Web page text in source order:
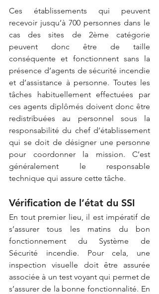
Ces établissements qui peuvent
recevoir jusqu’à 700 personnes dans le
cas des sites de 2ème catégorie
peuvent donc être de taille
conséquente et fonctionnent sans la
présence d’agents de sécurité incendie
et d’assistance à personne. Toutes les
tâches habituellement effectuées par
ces agents diplômés doivent donc être
redistribuées au personnel sous la
responsabilité du chef d’établissement
qui se doit de désigner une personne
pour coordonner la mission. C’est
généralement le responsable
technique qui assure cette tâche.
Vérification de l’état du SSI
En tout premier lieu, il est impératif de
s’assurer tous les matins du bon
fonctionnement du Système de
Sécurité incendie. Pour cela, une
inspection visuelle doit être assurée
associée à un test voyant qui permet de
s’assurer de la bonne fonctionnalité. En